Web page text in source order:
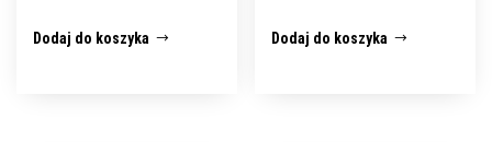
Dodaj do koszyka Dodaj do koszyka